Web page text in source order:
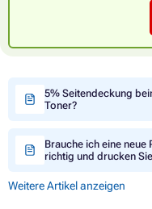
5% Seitendeckung
Toner?
Brauche ich eine neue
richtig und drucken
Weitere Artikel anzeigen